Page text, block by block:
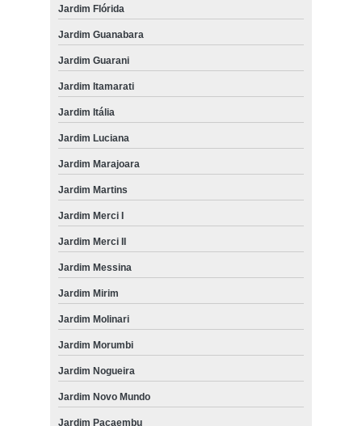
Jardim Flórida
Jardim Guanabara
Jardim Guarani
Jardim Itamarati
Jardim Itália
Jardim Luciana
Jardim Marajoara
Jardim Martins
Jardim Merci I
Jardim Merci II
Jardim Messina
Jardim Mirim
Jardim Molinari
Jardim Morumbi
Jardim Nogueira
Jardim Novo Mundo
Jardim Pacaembu